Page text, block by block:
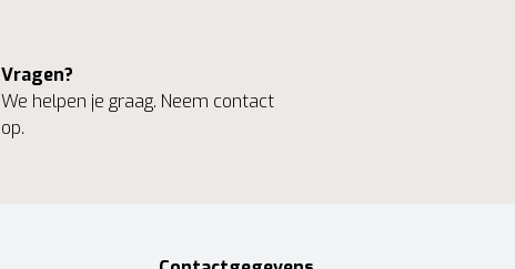
Vragen?
We helpen je graag. Neem contact
op.